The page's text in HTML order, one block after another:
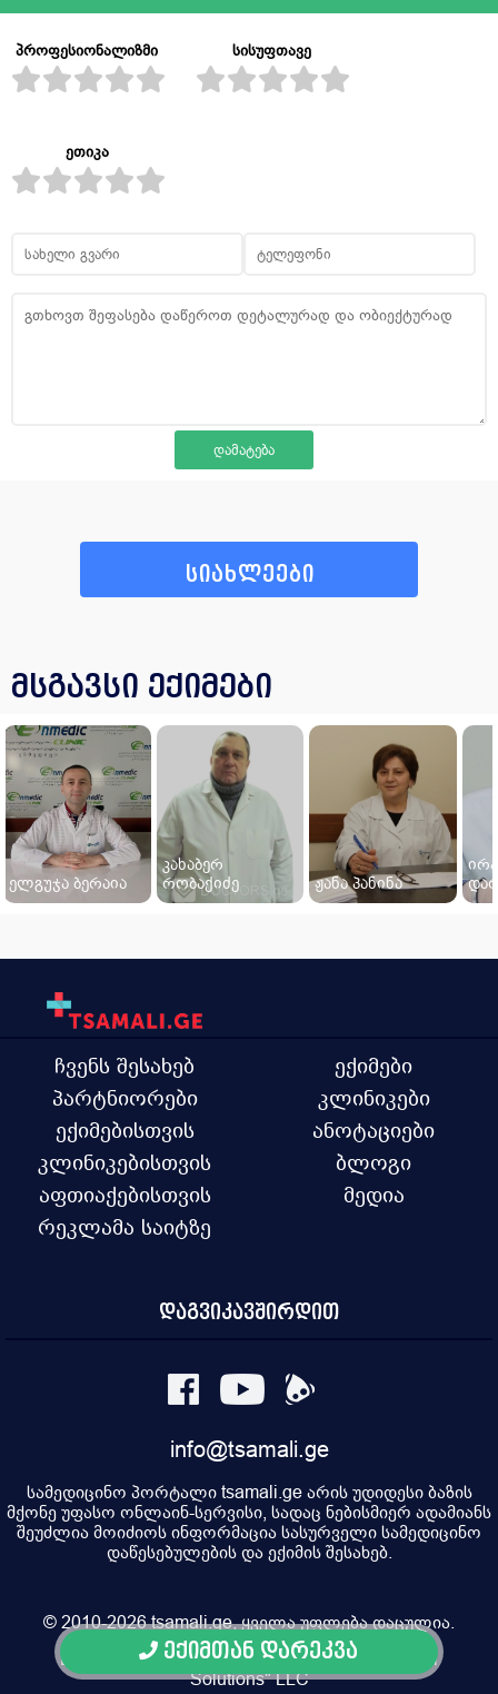
ექიმთან დარეკვა
პროფესიონალიზმი სისუფთავე
ეთიკა
სიახლეები
მსგავსი ექიმები
ელგუჯა ბერაია
კახაბერ
რობაქიძე
ჟანა პანინა
ჩვენს შესახებ
პარტნიორები
ექიმებისთვის
კლინიკებისთვის
აფთიაქებისთვის
რეკლამა საიტზე
ექიმები
კლინიკები
ანოტაციები
ბლოგი
მედია
დაგვიკავშირდით
info@tsamali.ge
სამედიცინო პორტალი tsamali.ge არის უდიდესი ბაზის
მქონე უფასო ონლაინ-სერვისი, სადაც ნებისმიერ ადამიანს
შეუძლია მოიძიოს ინფორმაცია სასურველი სამედიცინო
დაწესებულების და ექიმის შესახებ.
© 2010-2026 tsamali.ge, ყველა უფლება დაცულია.
Developed by Pulsar Digital, Property of "Digital
Solutions" LLC